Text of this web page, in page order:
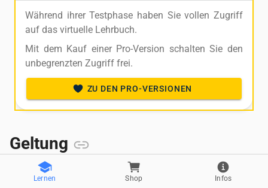
Während ihrer Testphase haben Sie vollen Zugriff
auf das virtuelle Lehrbuch.
Mit dem Kauf einer Pro-Version schalten Sie den
unbegrenzten Zugriff frei.
ZU DEN PRO-VERSIONEN
Gel­tung
Die We­ge­rechts­re­geln - so­wie alle an­de­ren Schiff­
Lernen Shop Infos